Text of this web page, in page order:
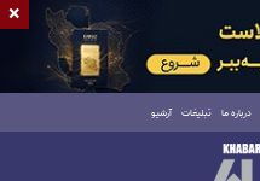
درباره ما تبلیغات آرشیو
×